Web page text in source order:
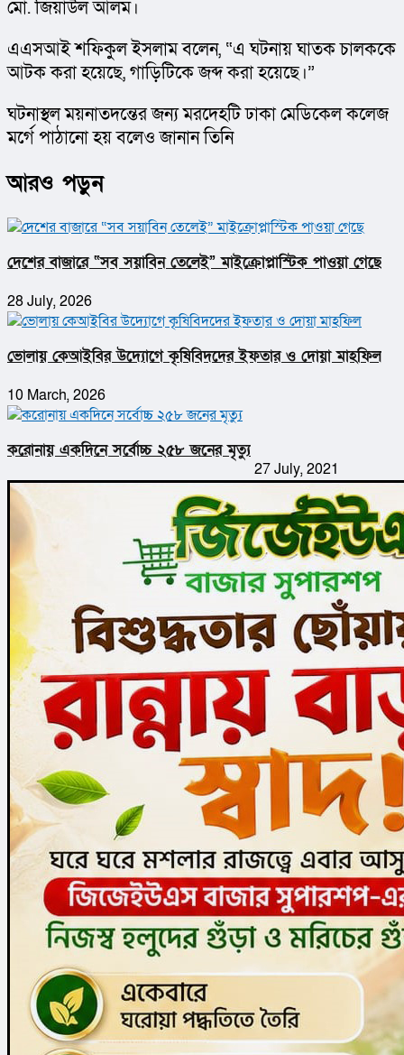
মো. জিয়াউল আলম।
এএসআই শফিকুল ইসলাম বলেন, “এ ঘটনায় ঘাতক চালককে
আটক করা হয়েছে, গাড়িটিকে জব্দ করা হয়েছে।”
ঘটনাস্থল ময়নাতদন্তের জন্য মরদেহটি ঢাকা মেডিকেল কলেজ
মর্গে পাঠানো হয় বলেও জানান তিনি
আরও পড়ুন
দেশের বাজারে “সব সয়াবিন তেলেই” মাইক্রোপ্লাস্টিক পাওয়া গেছে
28 July, 2026
ভোলায় কেআইবির উদ্যোগে কৃষিবিদদের ইফতার ও দোয়া মাহফিল
10 March, 2026
করোনায় একদিনে সর্বোচ্চ ২৫৮ জনের মৃত্যু
27 July, 2021